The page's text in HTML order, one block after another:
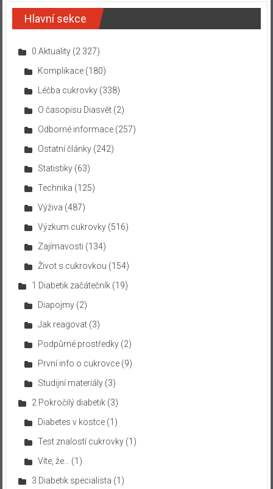
Hlavní sekce
0 Aktuality(2 327)
Komplikace(180)
Léčba cukrovky(338)
O časopisu Diasvět(2)
Odborné informace(257)
Ostatní články(242)
Statistiky(63)
Technika (125)
Výživa (487)
Výzkum cukrovky(516)
Zajímavosti (134)
Život s cukrovkou (154)
1 Diabetik začátečník(19)
Diapojmy(2)
Jak reagovat(3)
Podpůrné prostředky(2)
První info o cukrovce(9)
Studijní materiály(3)
2 Pokročilý diabetik(3)
Diabetes v kostce(1)
Test znalostí cukrovky(1)
Víte, že…
(1)
3 Diabetik specialista (1)